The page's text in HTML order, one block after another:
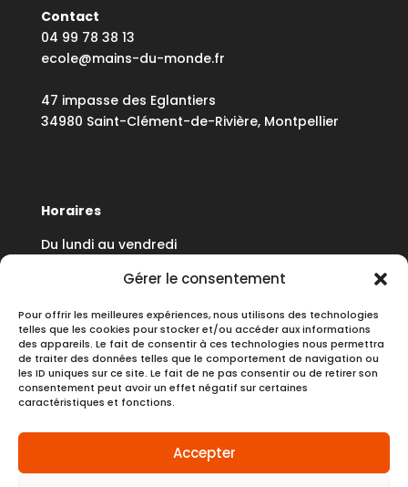
Gérer le consentement
Pour offrir les meilleures expériences, nous utilisons des technologies
telles que les cookies pour stocker et/ou accéder aux informations
des appareils. Le fait de consentir à ces technologies nous permettra
de traiter des données telles que le comportement de navigation ou
les ID uniques sur ce site. Le fait de ne pas consentir ou de retirer son
consentement peut avoir un effet négatif sur certaines
caractéristiques et fonctions.
Accepter
Contact
04 99 78 38 13
ecole@mains-du-monde.fr
47 impasse des Eglantiers
34980 Saint-Clément-de-Rivière, Montpellier
Horaires
Du lundi au vendredi
Dernière mise à jour :07/05/2026
Espace stagiaire
Mentions légales